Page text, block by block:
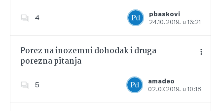
4
pbaskovi
24.10.2019. u 13:21
Dodajte u favorite
Porez na inozemni dohodak i druga
porezna pitanja
5
amadeo
02.07.2019. u 10:18
Dodajte u favorite